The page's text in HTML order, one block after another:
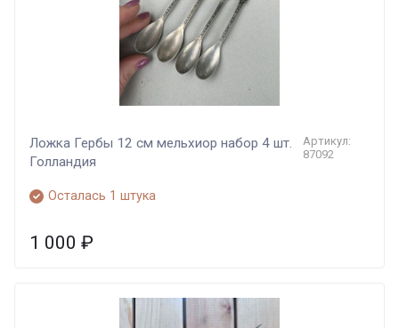
Ложка Гербы 12 см мельхиор набор 4 шт.
Голландия
Артикул:
87092
Осталась 1 штука
1 000 ₽